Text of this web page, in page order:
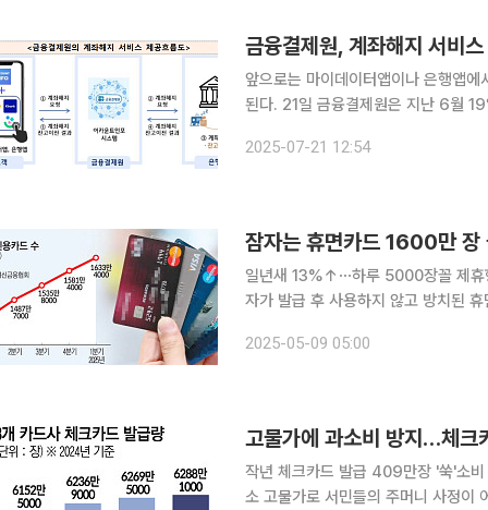
금융결제원, 계좌해지 서비
앞으로는 마이데이터앱이나 은행앱
된다. 21일 금융결제원은 지난 6월 19일부터 어카운트인포에서만 제공하던 ‘계좌해지 서비스’를 마
용하지 않은 소액(100만원 이하) 계
2025-07-21 12:54
잠자는 휴면카드 1600만
일년새 13%↑⋯하루 5000장꼴 제휴형
자가 발급 후 사용하지 않고 방치된
해 1분기 말 기준 국내 8개 카드사(신
2025-05-09 05:00
고물가에 과소비 방지…체크
작년 체크카드 발급 409만장 '쑥'소비
소 고물가로 서민들의 주머니 사정이 어려워지자 체크카드 발급과 이용액이 증가하고 있다. 반면 신